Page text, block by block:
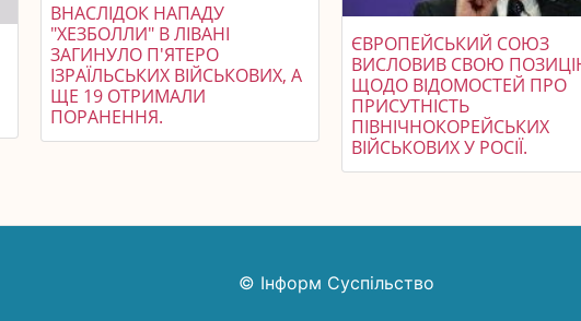
ВНАСЛІДОК НАПАДУ
"ХЕЗБОЛЛИ" В ЛІВАНІ
ЗАГИНУЛО П'ЯТЕРО
ІЗРАЇЛЬСЬКИХ ВІЙСЬКОВИХ, А
ЩЕ 19 ОТРИМАЛИ
ПОРАНЕННЯ.
ЄВРОПЕЙСЬКИЙ СОЮЗ
ВИСЛОВИВ СВОЮ
ЩОДО ВІДОМОСТЕЙ ПРО
ПРИСУТНІСТЬ
ПІВНІЧНОКОРЕЙСЬКИХ
ВІЙСЬКОВИХ У РОСІЇ.
© Інформ Суспільство